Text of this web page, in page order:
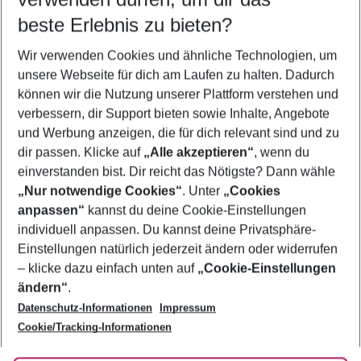
5-8 Nächte
2 Erwachsene Keine Kinder
Mehr Filter anzeigen
Footer
Footer navigation
Über uns
AGB
Bestpreisgarantie
Cookie-Einstellungen ändern
Cookie-Richtlinie
Agenturbetreuung
Barrierefreies Reisen
Folge uns
beste Erlebnis zu bieten?
Wir verwenden Cookies und ähnliche Technologien, um
unsere Webseite für dich am Laufen zu halten. Dadurch
können wir die Nutzung unserer Plattform verstehen und
verbessern, dir Support bieten sowie Inhalte, Angebote
und Werbung anzeigen, die für dich relevant sind und zu
dir passen. Klicke auf „Alle akzeptieren“, wenn du
einverstanden bist. Dir reicht das Nötigste? Dann wähle
„Nur notwendige Cookies“. Unter „Cookies
anpassen“ kannst du deine Cookie-Einstellungen
individuell anpassen. Du kannst deine Privatsphäre-
Einstellungen natürlich jederzeit ändern oder widerrufen
– klicke dazu einfach unten auf „Cookie-Einstellungen
ändern“.
Datenschutz-Informationen
Impressum
Cookie/Tracking-Informationen